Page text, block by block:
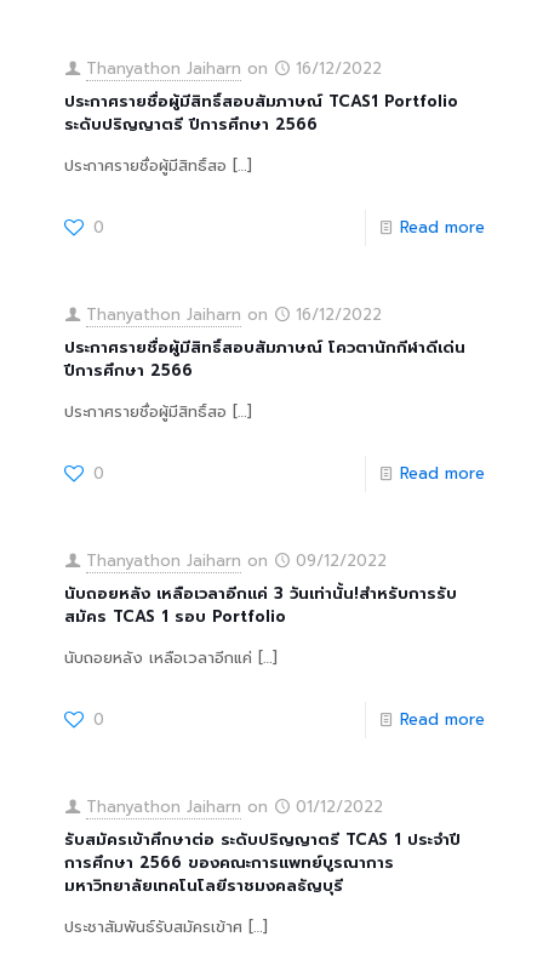
Thanyathon Jaiharn on
16/12/2022
ประกาศรายชื่อผู้มีสิทธิ์สอบสัมภาษณ์ TCAS1 Portfolio
ระดับปริญญาตรี ปีการศึกษา 2566
ประกาศรายชื่อผู้มีสิทธิ์สอ […]
0 Read more
Thanyathon Jaiharn on
16/12/2022
ประกาศรายชื่อผู้มีสิทธิ์สอบสัมภาษณ์ โควตานักกีฬาดีเด่น
ปีการศึกษา 2566
ประกาศรายชื่อผู้มีสิทธิ์สอ […]
0 Read more
Thanyathon Jaiharn on
09/12/2022
นับถอยหลัง เหลือเวลาอีกแค่ 3 วันเท่านั้น!สำหรับการรับ
สมัคร TCAS 1 รอบ Portfolio
นับถอยหลัง เหลือเวลาอีกแค่ […]
0 Read more
Thanyathon Jaiharn on
01/12/2022
รับสมัครเข้าศึกษาต่อ ระดับปริญญาตรี TCAS 1 ประจำปี
การศึกษา 2566 ของคณะการแพทย์บูรณาการ
มหาวิทยาลัยเทคโนโลยีราชมงคลธัญบุรี
ประชาสัมพันธ์รับสมัครเข้าศ […]